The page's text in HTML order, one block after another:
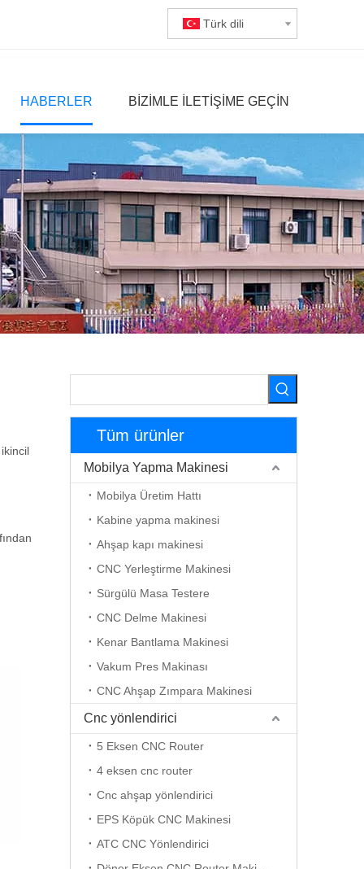
Türk dili
HABERLER BIZIMLE ILETIŞIME GEÇIN
Tüm ürünler
Mobilya Yapma Makinesi
Mobilya Üretim Hattı
Kabine yapma makinesi
Ahşap kapı makinesi
CNC Yerleştirme Makinesi
Sürgülü Masa Testere
CNC Delme Makinesi
Kenar Bantlama Makinesi
Vakum Pres Makinası
CNC Ahşap Zımpara Makinesi
Cnc yönlendirici
5 Eksen CNC Router
4 eksen cnc router
Cnc ahşap yönlendirici
EPS Köpük CNC Makinesi
ATC CNC Yönlendirici